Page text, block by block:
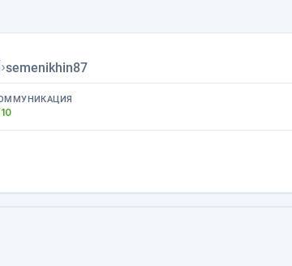
›semenikhin87